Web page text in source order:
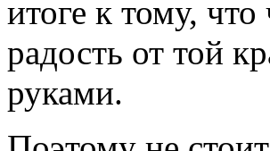
итоге к тому,
радость от той
руками.